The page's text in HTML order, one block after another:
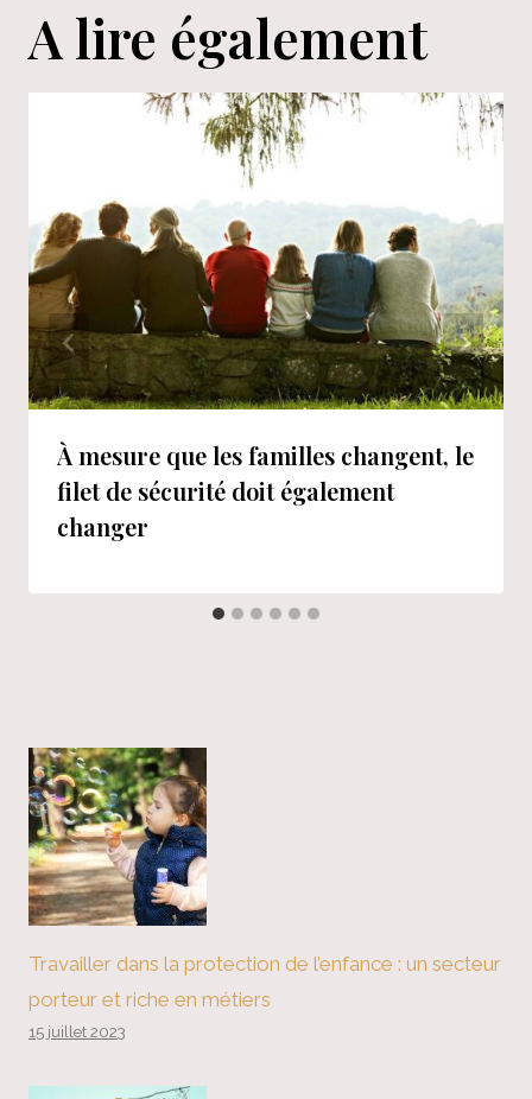
A lire également
À mesure que les familles changent, le
filet de sécurité doit également
changer
Travailler dans la protection de l’enfance : un secteur
porteur et riche en métiers
15 juillet 2023